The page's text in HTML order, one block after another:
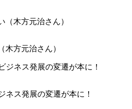
木方元治さん）
ネス発展の変遷が本に！